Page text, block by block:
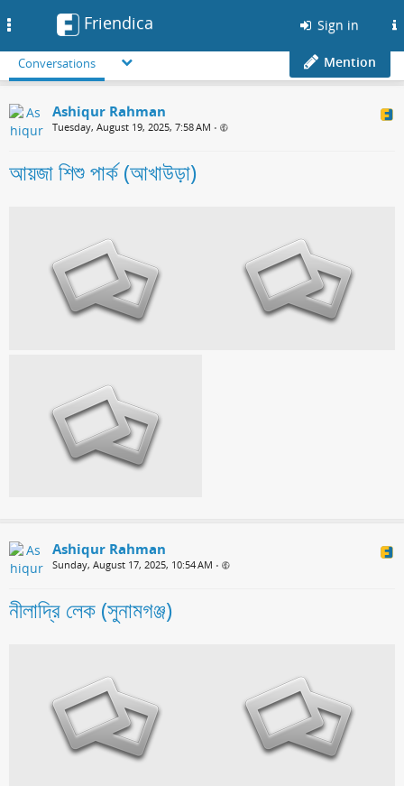
Friendica Sign in
Conversations Mention
Ashiqur Rahman
Tuesday, August 19, 2025, 7:58 AM •
আয়জা শিশু পার্ক (আখাউড়া)
Ashiqur Rahman
Sunday, August 17, 2025, 10:54 AM •
নীলাদ্রি লেক (সুনামগঞ্জ)